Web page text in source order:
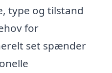
type og tilstand
for
set spænder